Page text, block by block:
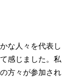
な人々を代表し
感じました。私
方々が参加され